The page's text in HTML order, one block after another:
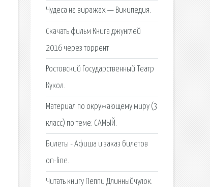
Чудеса на виражах — Википедия.
Скачать фильм Книга джунглей
2016 через торрент
Ростовский Государственный Театр
Кукол.
Материал по окружающему миру (3
класс) по теме: САМЫЙ.
Билеты - Афиша и заказ билетов
on-line.
Читать книгу Пеппи Длинныйчулок.